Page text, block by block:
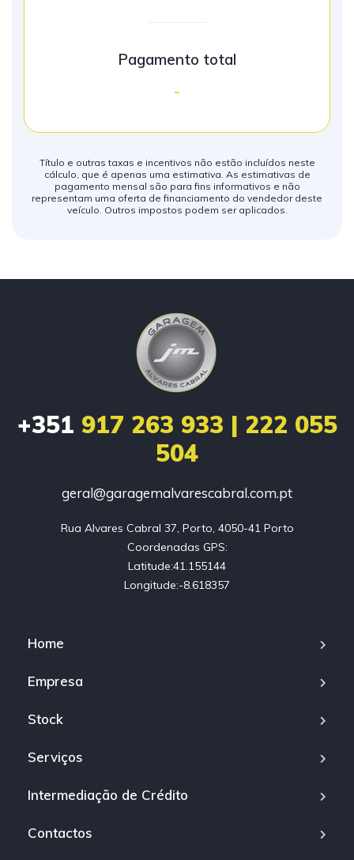
Pagamento total
-
Título e outras taxas e incentivos não estão incluídos neste
cálculo, que é apenas uma estimativa. As estimativas de
pagamento mensal são para fins informativos e não
representam uma oferta de financiamento do vendedor deste
veículo. Outros impostos podem ser aplicados.
+351 917 263 933 | 222 055
504
geral@garagemalvarescabral.com.pt
Rua Alvares Cabral 37, Porto, 4050-41 Porto
Coordenadas GPS:
Latitude:41.155144
Longitude:-8.618357
Home
Empresa
Stock
Serviços
Intermediação de Crédito
Contactos